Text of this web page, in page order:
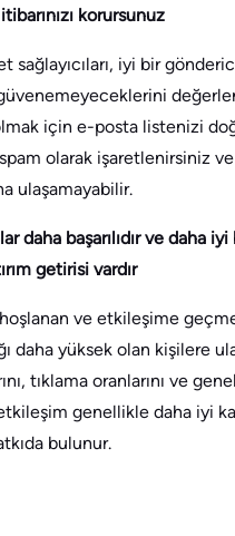
korursunuz
sağlayıcıları, iyi bir
için e-posta listenizi
olarak işaretlenirsiniz
ulaşamayabilir.
daha başarılıdır ve daha
getirisi vardır
ve etkileşime
daha yüksek olan kişilere
tıklama oranlarını ve
genellikle daha iyi
bulunur.